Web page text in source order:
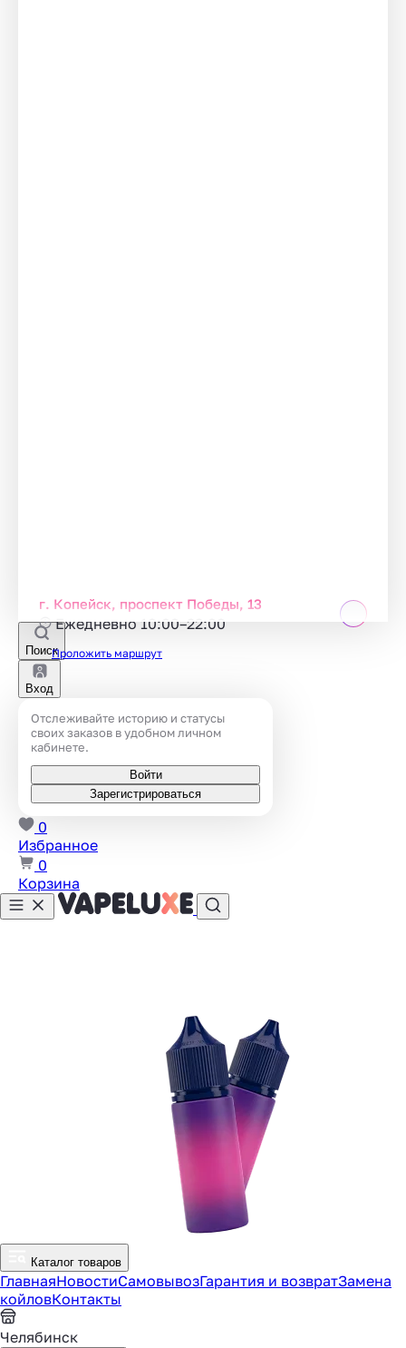
г. Копейск, проспект Победы, 13
Ежедневно 10:00–22:00
Проложить маршрут
Поиск
Вход
Отслеживайте историю и статусы
своих заказов в удобном личном
кабинете.
Войти
Зарегистрироваться
0
Избранное
0
Корзина
Каталог товаров
ГлавнаяНовостиСамовывозГарантия и возвратЗамена
койловКонтакты
Челябинск